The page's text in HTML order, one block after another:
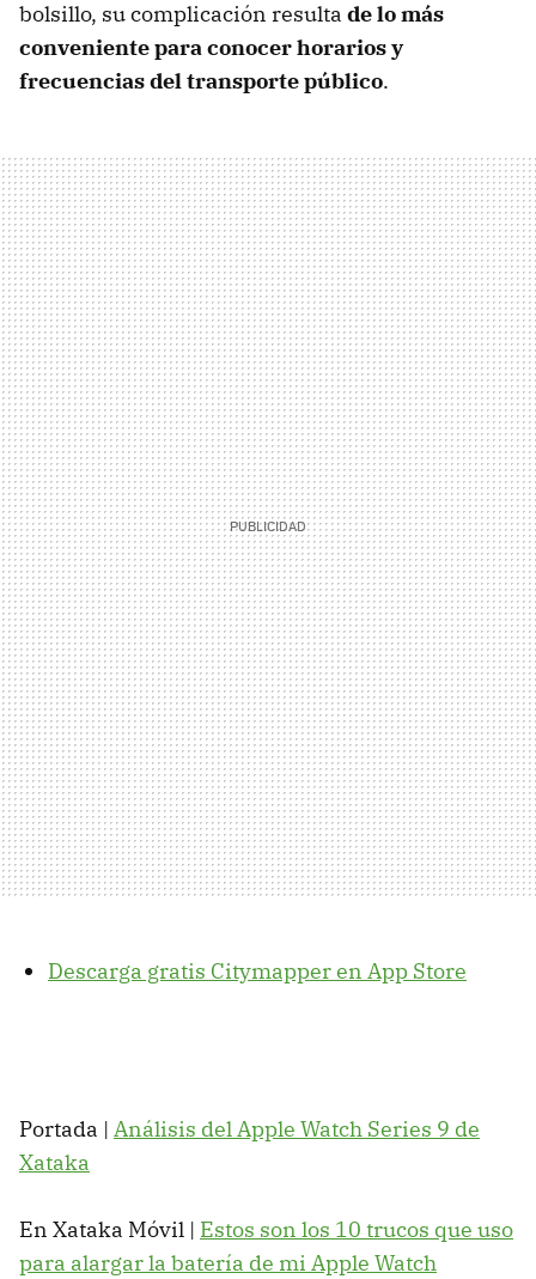
bolsillo, su complicación resulta de lo más
conveniente para conocer horarios y
frecuencias del transporte público.
Descarga gratis Citymapper en App Store
Portada | Análisis del Apple Watch Series 9 de
Xataka
En Xataka Móvil | Estos son los 10 trucos que uso
para alargar la batería de mi Apple Watch